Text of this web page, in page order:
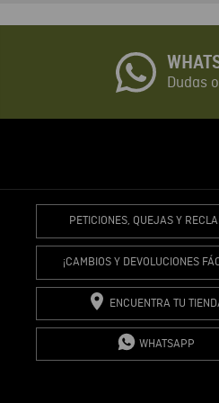
COMENTARIO
Dudas
PETICIONES, QUEJAS Y
¡CAMBIOS Y DEVOLUCIONES
ENCUENTRA TU
WHATSAPP